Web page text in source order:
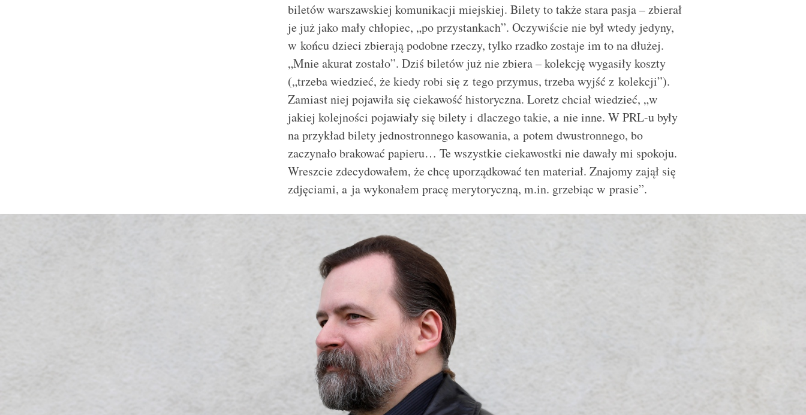
biletów warszawskiej komunikacji miejskiej. Bilety to także stara pasja – zbierał
je już jako mały chłopiec, „po przystankach”. Oczywiście nie był wtedy jedyny,
w końcu dzieci zbierają podobne rzeczy, tylko rzadko zostaje im to na dłużej.
„Mnie akurat zostało”. Dziś biletów już nie zbiera – kolekcję wygasiły koszty
(„trzeba wiedzieć, że kiedy robi się z tego przymus, trzeba wyjść z kolekcji”).
Zamiast niej pojawiła się ciekawość historyczna. Loretz chciał wiedzieć, „w
jakiej kolejności pojawiały się bilety i dlaczego takie, a nie inne. W PRL-u były
na przykład bilety jednostronnego kasowania, a potem dwustronnego, bo
zaczynało brakować papieru… Te wszystkie ciekawostki nie dawały mi spokoju.
Wreszcie zdecydowałem, że chcę uporządkować ten materiał. Znajomy zajął się
zdjęciami, a ja wykonałem pracę merytoryczną, m.in. grzebiąc w prasie”.